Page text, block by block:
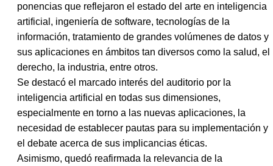
ponencias que reflejaron el estado del arte en inteligencia
artificial, ingeniería de software, tecnologías de la
información, tratamiento de grandes volúmenes de datos y
sus aplicaciones en ámbitos tan diversos como la salud, el
derecho, la industria, entre otros.
Se destacó el marcado interés del auditorio por la
inteligencia artificial en todas sus dimensiones,
especialmente en torno a las nuevas aplicaciones, la
necesidad de establecer pautas para su implementación y
el debate acerca de sus implicancias éticas.
Asimismo, quedó reafirmada la relevancia de la